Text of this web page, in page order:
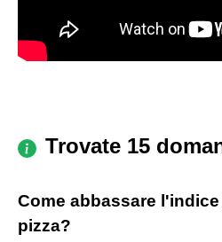
Trovate 15
Come abbassare
pizza?